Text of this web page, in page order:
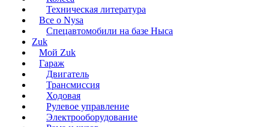
Техническая литература
Все о Nysa
Спецавтомобили на базе Ныса
Zuk
Мой Zuk
Гараж
Двигатель
Трансмиссия
Ходовая
Рулевое управление
Электрооборудование